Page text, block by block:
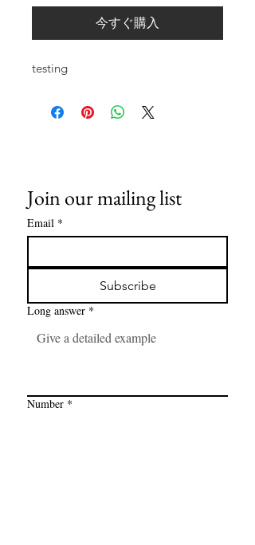
今すぐ購入
testing
Join our mailing list
Email *
Subscribe
Long answer *
Number *